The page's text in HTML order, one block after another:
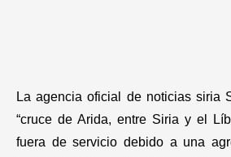
La agencia oficial de noticias siria
“cruce de Arida, entre Siria y el
fuera de servicio debido a una